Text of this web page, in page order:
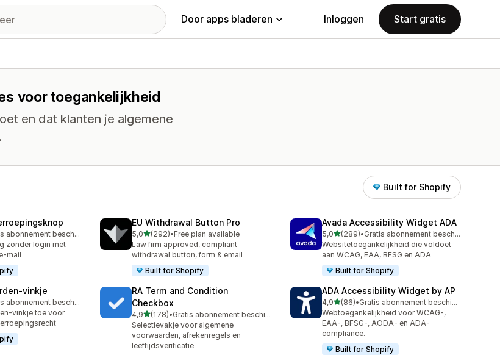
Door apps bladeren Inloggen Start gratis
voor toegankelijkheid
en dat klanten je algemene
Built for Shopify
totaal
Gratis abonnement beschikbaar
zonder login met
mail
EU Withdrawal Button Pro
5,0van 5 sterren
(292)
292 recensies in totaal
•Free plan available
Law firm approved, compliant
withdrawal button, form & email
Built for Shopify
Avada Accessibility Widget ADA
5,0van 5 sterren
(289)
289 recensies in totaal
•
Gratis abonnement beschikbaar
Websitetoegankelijkheid die voldoet
aan WCAG, EAA, BFSG en ADA
Built for Shopify
totaal
Gratis abonnement beschikbaar
vinkje toe voor
RA Term and Condition
Checkbox
4,9van 5 sterren
(178)
178 recensies in totaal
•
Gratis abonnement beschikbaar
Selectievakje voor algemene
voorwaarden, afrekenregels en
leeftijdsverificatie
ADA Accessibility Widget by AP
4,9van 5 sterren
(86)
86 recensies in totaal
•
Gratis abonnement beschikbaar
Webtoegankelijkheid voor WCAG-,
EAA-, BFSG-, AODA- en ADA-
compliance.
Built for Shopify